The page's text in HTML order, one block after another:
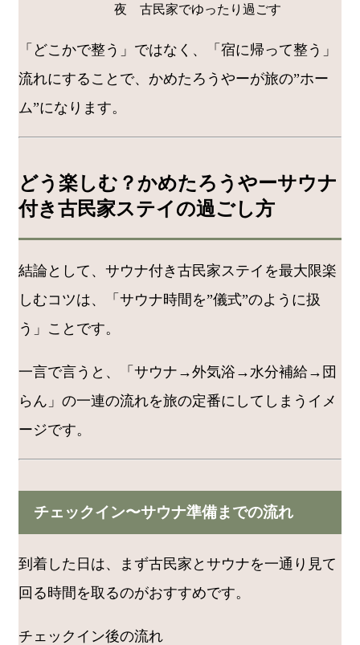
夜 古民家でゆったり過ごす
「どこかで整う」ではなく、「宿に帰って整う」
流れにすることで、かめたろうやーが旅の”ホー
ム”になります。
どう楽しむ？かめたろうやーサウナ
付き古民家ステイの過ごし方
結論として、サウナ付き古民家ステイを最大限楽
しむコツは、「サウナ時間を”儀式”のように扱
う」ことです。
一言で言うと、「サウナ→外気浴→水分補給→団
らん」の一連の流れを旅の定番にしてしまうイメ
ージです。
チェックイン〜サウナ準備までの流れ
到着した日は、まず古民家とサウナを一通り見て
回る時間を取るのがおすすめです。
チェックイン後の流れ